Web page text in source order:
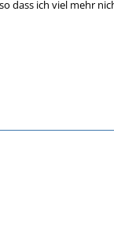
dass ich viel mehr